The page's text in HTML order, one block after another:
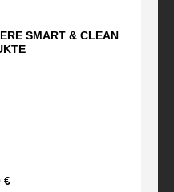
SMART & CLEAN
Preis:
€